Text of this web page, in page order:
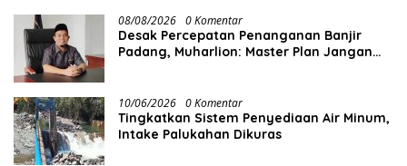
08/08/2026 0 Komentar
Desak Percepatan Penanganan Banjir
Padang, Muharlion: Master Plan Jangan
10/06/2026 0 Komentar
Tingkatkan Sistem Penyediaan Air Minum,
Intake Palukahan Dikuras